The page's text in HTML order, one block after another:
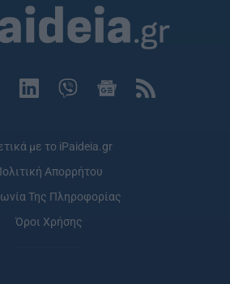
με το iPaideia.gr
Απορρήτου
Της Πληροφορίας
Όροι Χρήσης